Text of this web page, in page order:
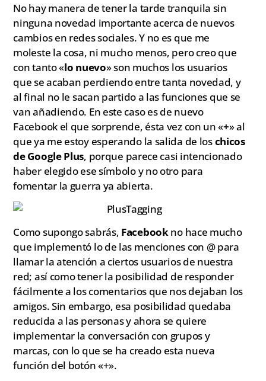
No hay manera de tener la tarde tranquila sin
ninguna novedad importante acerca de nuevos
cambios en redes sociales. Y no es que me
moleste la cosa, ni mucho menos, pero creo que
con tanto «lo nuevo» son muchos los usuarios
que se acaban perdiendo entre tanta novedad, y
al final no le sacan partido a las funciones que se
van añadiendo. En este caso es de nuevo
Facebook el que sorprende, ésta vez con un «+» al
que ya me estoy esperando la salida de loschicos
de Google Plus, porque parece casi intencionado
haber elegido ese símbolo y no otro para
fomentar la guerra ya abierta.
Como supongo sabrás, Facebookno hace mucho
que implementó lo de las menciones con @ para
llamar la atención a ciertos usuarios de nuestra
red; así como tener la posibilidad de responder
fácilmente a los comentarios que nos dejaban los
amigos. Sin embargo, esa posibilidad quedaba
reducida a las personas y ahora se quiere
implementar la conversación con grupos y
marcas, con lo que se ha creado esta nueva
función del botón «+».